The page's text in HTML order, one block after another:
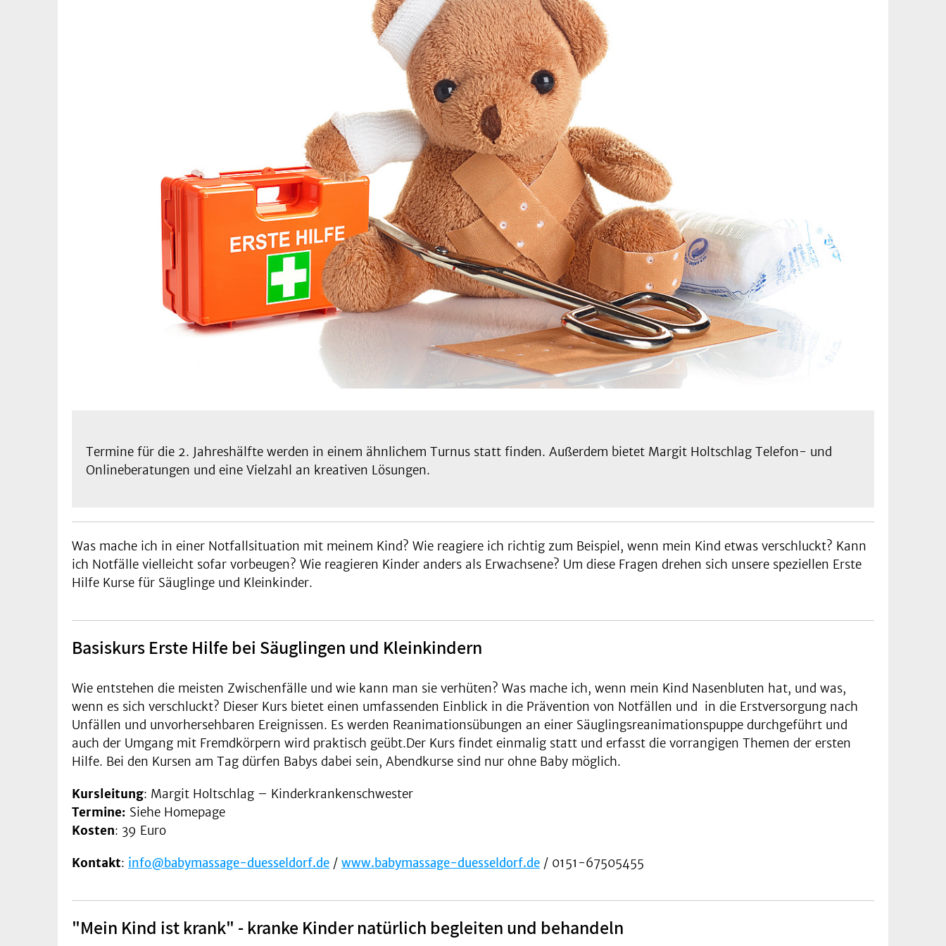
Termine für die 2. Jahreshälfte werden in einem ähnlichem Turnus statt finden. Außerdem bietet Margit Holtschlag Telefon- und
Onlineberatungen und eine Vielzahl an kreativen Lösungen.
Was mache ich in einer Notfallsituation mit meinem Kind? Wie reagiere ich richtig zum Beispiel, wenn mein Kind etwas verschluckt? Kann
ich Notfälle vielleicht sofar vorbeugen? Wie reagieren Kinder anders als Erwachsene? Um diese Fragen drehen sich unsere speziellen Erste
Hilfe Kurse für Säuglinge und Kleinkinder.
Basiskurs Erste Hilfe bei Säuglingen und Kleinkindern
Wie entstehen die meisten Zwischenfälle und wie kann man sie verhüten? Was mache ich, wenn mein Kind Nasenbluten hat, und was,
wenn es sich verschluckt? Dieser Kurs bietet einen umfassenden Einblick in die Prävention von Notfällen und in die Erstversorgung nach
Unfällen und unvorhersehbaren Ereignissen. Es werden Reanimationsübungen an einer Säuglingsreanimationspuppe durchgeführt und
auch der Umgang mit Fremdkörpern wird praktisch geübt.Der Kurs findet einmalig statt und erfasst die vorrangigen Themen der ersten
Hilfe. Bei den Kursen am Tag dürfen Babys dabei sein, Abendkurse sind nur ohne Baby möglich.
Kursleitung: Margit Holtschlag – Kinderkrankenschwester
Termine: Siehe Homepage
Kosten: 39 Euro
Kontakt: info@babymassage-duesseldorf.de / www.babymassage-duesseldorf.de / 0151-67505455
"Mein Kind ist krank" - kranke Kinder natürlich begleiten und behandeln